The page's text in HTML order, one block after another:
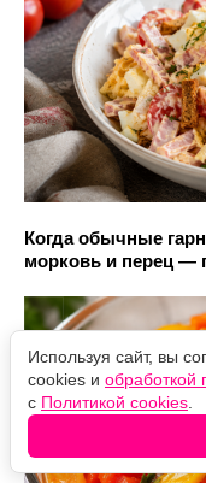
Когда обычные
морковь и перец —
Используя сайт, вы
cookies и обработкой
с Политикой cookies